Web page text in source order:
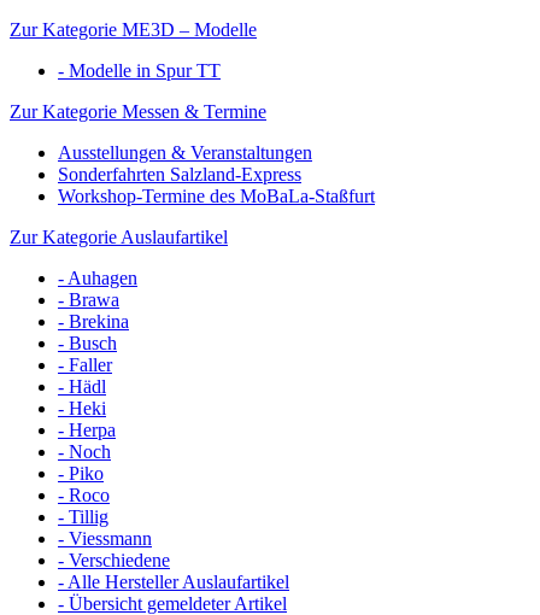
Zur Kategorie ME3D – Modelle
- Modelle in Spur TT
Zur Kategorie Messen & Termine
Ausstellungen & Veranstaltungen
Sonderfahrten Salzland-Express
Workshop-Termine des MoBaLa-Staßfurt
Zur Kategorie Auslaufartikel
- Auhagen
- Brawa
- Brekina
- Busch
- Faller
- Hädl
- Heki
- Herpa
- Noch
- Piko
- Roco
- Tillig
- Viessmann
- Verschiedene
- Alle Hersteller Auslaufartikel
- Übersicht gemeldeter Artikel